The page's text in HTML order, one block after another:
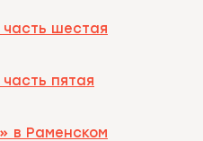
шестая
пятая
в Раменском